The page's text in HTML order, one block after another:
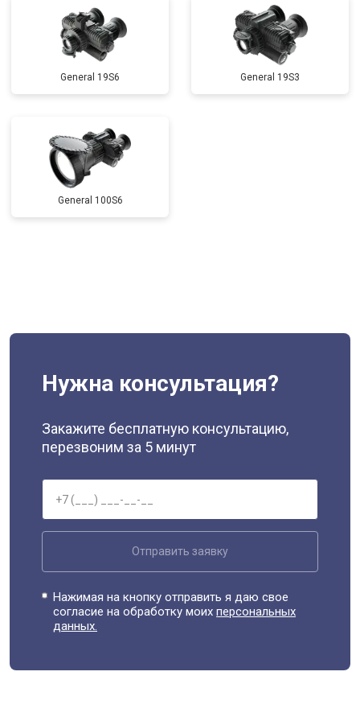
General 19S6 General 19S3
General 100S6
Нужна консультация?
Закажите бесплатную консультацию,
перезвоним за 5 минут
Отправить заявку
Нажимая на кнопку отправить я даю свое
согласие на обработку моихперсональных
данных.